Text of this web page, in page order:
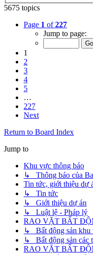
5675 topics
Page 1 of227
Jump to page:
1
2
3
4
5
…
227
Next
Return to Board Index
Jump to
Khu vực thông báo
↳ Thông báo của
Tin tức, giới thiệu dự
↳ Tin tức
↳ Giới thiệu dự án
↳ Luật lệ - Pháp lý
RAO VẶT BẤT
↳ Bất động sản khu
↳ Bất động sản các
RAO VẶT BẤT